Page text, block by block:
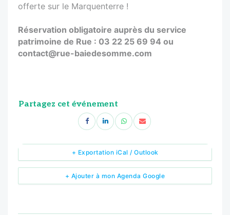
offerte sur le Marquenterre !
Réservation obligatoire auprès du service
patrimoine de Rue : 03 22 25 69 94 ou
contact@rue-baiedesomme.com
Partagez cet événement
+ Ajouter à mon Agenda Google
+ Exportation iCal / Outlook